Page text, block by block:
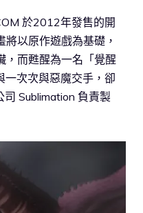
於2012年發售的開
以原作遊戲為基礎，
，而甦醒為一名「覺醒
一次次與惡魔交手，卻
Sublimation 負責製